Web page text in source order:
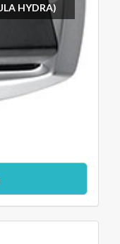
HYDRA)